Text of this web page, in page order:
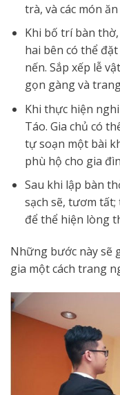
trà, và các món
Khi bố trí bàn
hai bên có thể
nến. Sắp xếp lễ
gọn gàng và
Khi thực hiện
Táo. Gia chủ có
tự soạn một bài
phù hộ cho gia
Sau khi lập bàn
sạch sẽ, tươm
để thể hiện lòng
Những bước này sẽ
gia một cách trang